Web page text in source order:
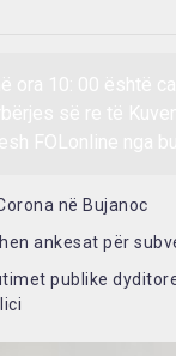
në Bujanoc
ankesat për
publike